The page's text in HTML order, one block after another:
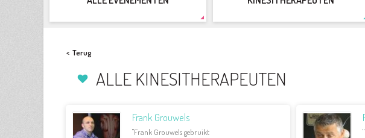
< Terug
ALLE KINESITHERAPEUTEN
Frank Grouwels
"Frank Grouwels gebruikt